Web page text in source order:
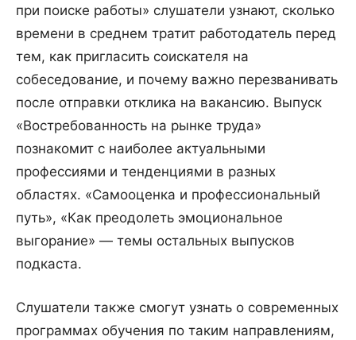
при поиске работы» слушатели узнают, сколько
времени в среднем тратит работодатель перед
тем, как пригласить соискателя на
собеседование, и почему важно перезванивать
после отправки отклика на вакансию. Выпуск
«Востребованность на рынке труда»
познакомит с наиболее актуальными
профессиями и тенденциями в разных
областях. «Самооценка и профессиональный
путь», «Как преодолеть эмоциональное
выгорание» — темы остальных выпусков
подкаста.
Слушатели также смогут узнать о современных
программах обучения по таким направлениям,